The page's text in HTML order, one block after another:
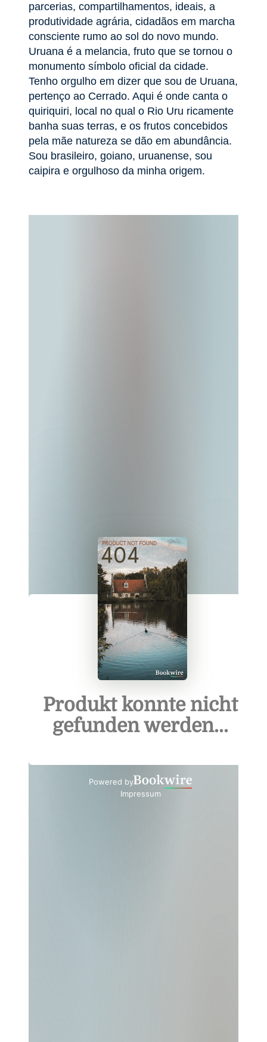
parcerias, compartilhamentos, ideais, a
produtividade agrária, cidadãos em marcha
consciente rumo ao sol do novo mundo.
Uruana é a melancia, fruto que se tornou o
monumento símbolo oficial da cidade.
Tenho orgulho em dizer que sou de Uruana,
pertenço ao Cerrado. Aqui é onde canta o
quiriquiri, local no qual o Rio Uru ricamente
banha suas terras, e os frutos concebidos
pela mãe natureza se dão em abundância.
Sou brasileiro, goiano, uruanense, sou
caipira e orgulhoso da minha origem.